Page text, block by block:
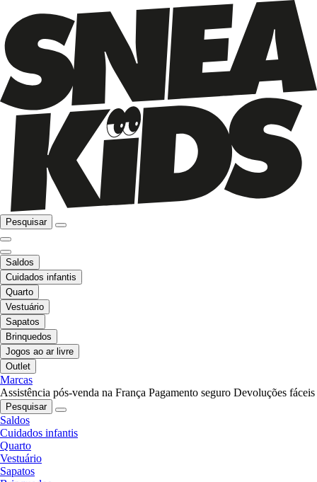
Pesquisar
Saldos
Cuidados infantis
Quarto
Vestuário
Sapatos
Brinquedos
Jogos ao ar livre
Outlet
Marcas
Assistência pós-venda na França Pagamento seguro Devoluções fáceis
Pesquisar
Saldos
Cuidados infantis
Quarto
Vestuário
Sapatos